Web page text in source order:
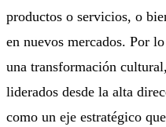
productos o servicios, o
en nuevos mercados. Por
una transformación
liderados desde la alta
como un eje estratégico